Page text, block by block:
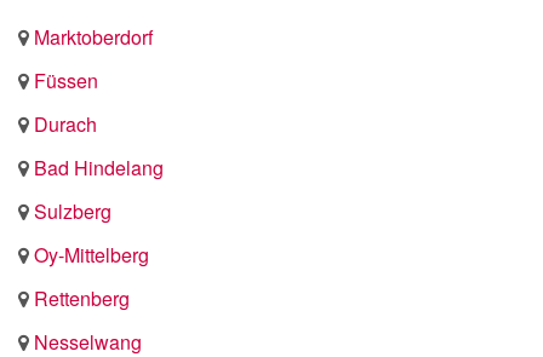
Marktoberdorf
Füssen
Durach
Bad Hindelang
Sulzberg
Oy-Mittelberg
Rettenberg
Nesselwang